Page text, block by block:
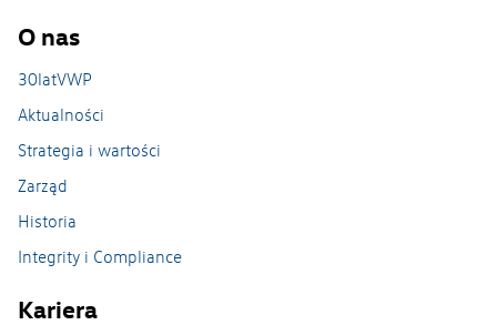
Nasze zakłady
Zakład Caddy w Antoninku
Zakład Crafter Września
Odlewnia na Wildzie
Zakład w Swarzędzu
Zwiedzanie Zakładu
O nas
30latVWP
Aktualności
Strategia i wartości
Zarząd
Historia
Integrity i Compliance
Kariera